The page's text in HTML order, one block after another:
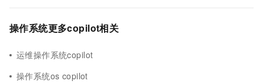
操作系统更多copilot相关
运维操作系统copilot
操作系统os copilot